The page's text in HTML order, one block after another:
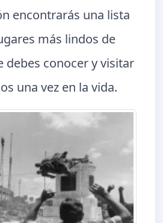
encontrarás una lista
más lindos de
debes conocer y visitar
una vez en la vida.